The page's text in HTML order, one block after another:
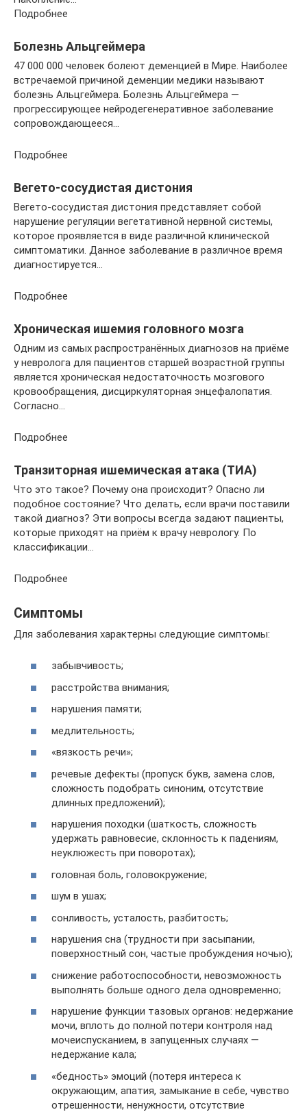
Подробнее
Болезнь Альцгеймера
47 000 000 человек болеют деменцией в Мире. Наиболее
встречаемой причиной деменции медики называют
болезнь Альцгеймера. Болезнь Альцгеймера —
прогрессирующее нейродегенеративное заболевание
сопровождающееся…
Подробнее
Вегето-сосудистая дистония
Вегето-сосудистая дистония представляет собой
нарушение регуляции вегетативной нервной системы,
которое проявляется в виде различной клинической
симптоматики. Данное заболевание в различное время
диагностируется…
Подробнее
Хроническая ишемия головного мозга
Одним из самых распространённых диагнозов на приёме
у невролога для пациентов старшей возрастной группы
является хроническая недостаточность мозгового
кровообращения, дисциркуляторная энцефалопатия.
Согласно…
Подробнее
Транзиторная ишемическая атака (ТИА)
Что это такое? Почему она происходит? Опасно ли
подобное состояние? Что делать, если врачи поставили
такой диагноз? Эти вопросы всегда задают пациенты,
которые приходят на приём к врачу неврологу. По
классификации…
Подробнее
Симптомы
Для заболевания характерны следующие симптомы:
забывчивость;
расстройства внимания;
нарушения памяти;
медлительность;
«вязкость речи»;
речевые дефекты (пропуск букв, замена слов,
сложность подобрать синоним, отсутствие
длинных предложений);
нарушения походки (шаткость, сложность
удержать равновесие, склонность к падениям,
неуклюжесть при поворотах);
головная боль, головокружение;
шум в ушах;
сонливость, усталость, разбитость;
нарушения сна (трудности при засыпании,
поверхностный сон, частые пробуждения ночью);
снижение работоспособности, невозможность
выполнять больше одного дела одновременно;
нарушение функции тазовых органов: недержание
мочи, вплоть до полной потери контроля над
мочеиспусканием, в запущенных случаях —
недержание кала;
«бедность» эмоций (потеря интереса к
окружающим, апатия, замыкание в себе, чувство
отрешенности, ненужности, отсутствие